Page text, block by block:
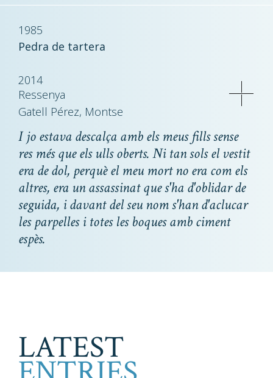
1985
Pedra de tartera
2014
Ressenya
Gatell Pérez, Montse
I jo estava descalça amb els meus fills sense
res més que els ulls oberts. Ni tan sols el vestit
era de dol, perquè el meu mort no era com els
altres, era un assassinat que s'ha d'oblidar de
seguida, i davant del seu nom s'han d'aclucar
les parpelles i totes les boques amb ciment
espès.
LATEST